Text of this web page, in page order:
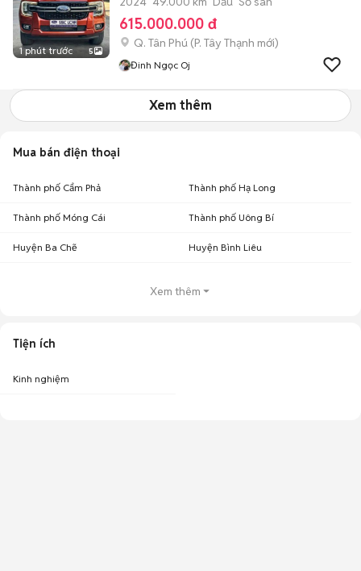
1 phút trước 5
615.000.000 đ
Q. Tân Phú (P. Tây Thạnh mới)
Đinh Ngọc Oj
Xem thêm
Mua bán điện thoại
Thành phố Cẩm Phả Thành phố Hạ Long
Thành phố Móng Cái Thành phố Uông Bí
Huyện Ba Chẽ Huyện Bình Liêu
Xem thêm
Tiện ích
Kinh nghiệm